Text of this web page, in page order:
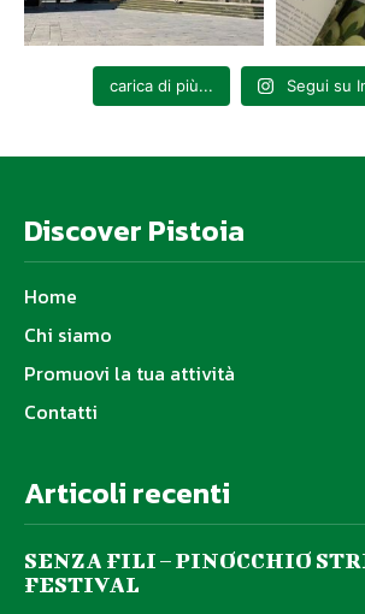
carica di più... Segui su
Discover Pistoia
Home
Chi siamo
Promuovi la tua attività
Contatti
Articoli recenti
SENZA FILI – PINOCCHIO
FESTIVAL